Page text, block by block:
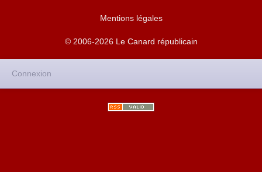
Mentions légales
© 2006-2026 Le Canard républicain
Connexion